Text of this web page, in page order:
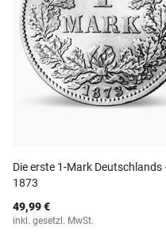
Die erste 1-Mark
1873
49,99 €
inkl. gesetzl. MwSt.